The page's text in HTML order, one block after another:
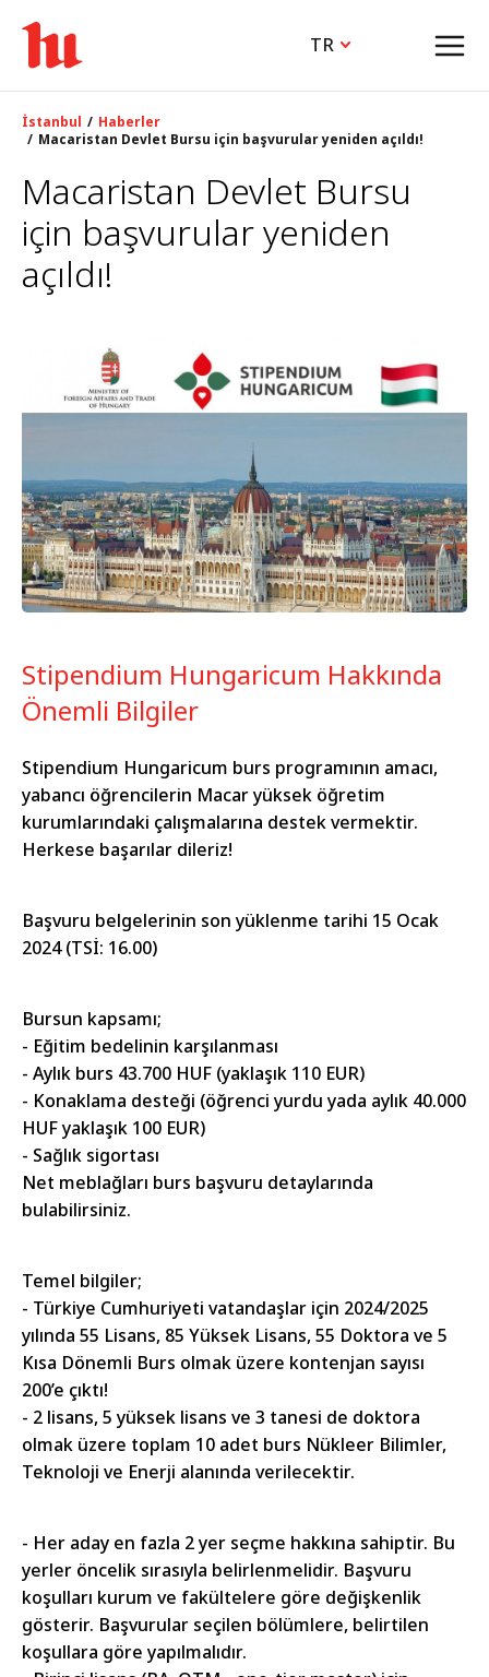
TR
İstanbul
Haberler
Macaristan Devlet Bursu için başvurular yeniden açıldı!
Macaristan Devlet Bursu
için başvurular yeniden
açıldı!
Stipendium Hungaricum Hakkında
Önemli Bilgiler
Stipendium Hungaricum burs programının amacı,
yabancı öğrencilerin Macar yüksek öğretim
kurumlarındaki çalışmalarına destek vermektir.
Herkese başarılar dileriz!
Başvuru belgelerinin son yüklenme tarihi 15 Ocak
2024 (TSİ: 16.00)
Bursun kapsamı;
- Eğitim bedelinin karşılanması
- Aylık burs 43.700 HUF (yaklaşık 110 EUR)
- Konaklama desteği (öğrenci yurdu yada aylık 40.000
HUF yaklaşık 100 EUR)
- Sağlık sigortası
Net meblağları burs başvuru detaylarında
bulabilirsiniz.
Temel bilgiler;
- Türkiye Cumhuriyeti vatandaşlar için 2024/2025
yılında 55 Lisans, 85 Yüksek Lisans, 55 Doktora ve 5
Kısa Dönemli Burs olmak üzere kontenjan sayısı
200’e çıktı!
- 2 lisans, 5 yüksek lisans ve 3 tanesi de doktora
olmak üzere toplam 10 adet burs Nükleer Bilimler,
Teknoloji ve Enerji alanında verilecektir.
- Her aday en fazla 2 yer seçme hakkına sahiptir. Bu
yerler öncelik sırasıyla belirlenmelidir. Başvuru
koşulları kurum ve fakültelere göre değişkenlik
gösterir. Başvurular seçilen bölümlere, belirtilen
koşullara göre yapılmalıdır.